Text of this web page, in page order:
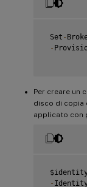
Set -
-
Per creare un
disco di copia
applicato con
-